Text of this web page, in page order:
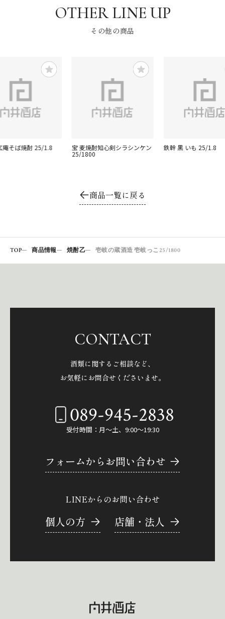
その他の商品
庵そば焼酎 25/1.8 宝 麦焼酎知心剣シラシンケン
25/1800
鉄幹 黒 いも 25/1.8
商品一覧に戻る
TOP 商品情報 焼酎乙 壱岐の蔵酒造 壱岐っこ25/1800
CONTACT
酒類に関するご相談など、
お気軽にお問合せくださいませ。
089-945-2838
受付時間：月～土、9:00～19:30
フォームからお問い合わせ
LINEからのお問い合わせ
個人の方 店舗・法人